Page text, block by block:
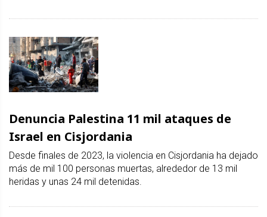
Denuncia Palestina 11 mil ataques de
Israel en Cisjordania
Desde finales de 2023, la violencia en Cisjordania ha dejado
más de mil 100 personas muertas, alrededor de 13 mil
heridas y unas 24 mil detenidas.